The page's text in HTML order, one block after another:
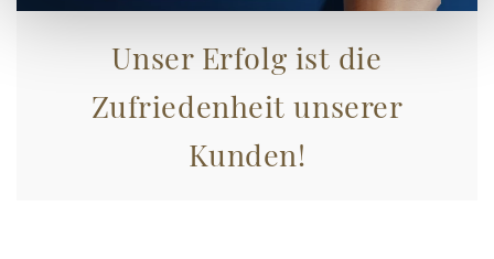
Unser Erfolg ist die
Zufriedenheit unserer
Kunden!